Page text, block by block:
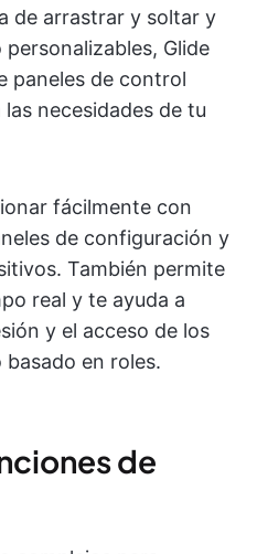
de arrastrar y soltar y
Glide
paneles de control
necesidades de tu
fácilmente con
de configuración y
También permite
real y te ayuda a
y el acceso de los
basado en roles.
de